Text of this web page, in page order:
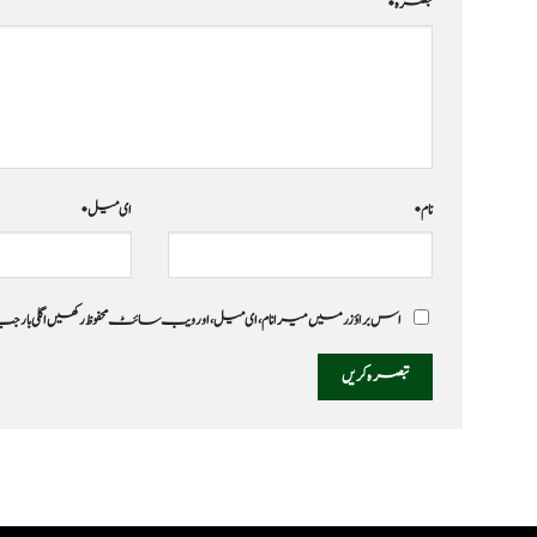
نام* ای میل*
اس براؤزر میں میرا نام، ای میل، اور ویب سائٹ محفوظ رکھیں اگلی